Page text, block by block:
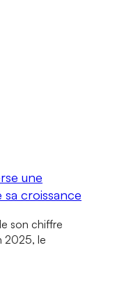
une
croissance
son chiffre
2025, le